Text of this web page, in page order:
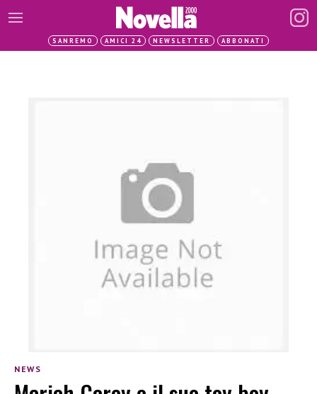
SANREMO AMICI 24 NEWSLETTER ABBONATI
NEWS